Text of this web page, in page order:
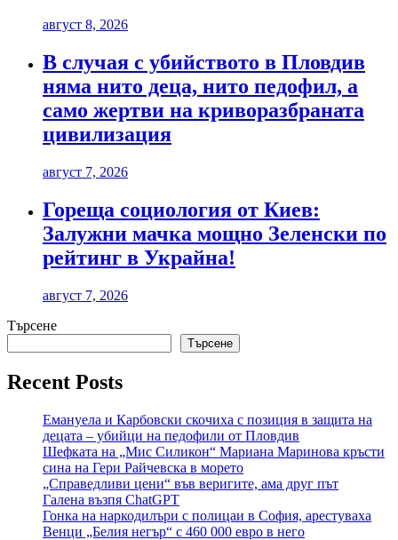
август 8, 2026
В случая с убийството в Пловдив
няма нито деца, нито педофил, а
само жертви на криворазбраната
цивилизация
август 7, 2026
Гореща социология от Киев:
Залужни мачка мощно Зеленски по
рейтинг в Украйна!
август 7, 2026
Търсене
Търсене
Recent Posts
Емануела и Карбовски скочиха с позиция в защита на
децата – убийци на педофили от Пловдив
Шефката на „Мис Силикон“ Мариана Маринова кръсти
сина на Гери Райчевска в морето
„Справедливи цени“ във веригите, ама друг път
Галена възпя ChatGPT
Гонка на наркодилъри с полицаи в София, арестуваха
Венци „Белия негър“ с 460 000 евро в него